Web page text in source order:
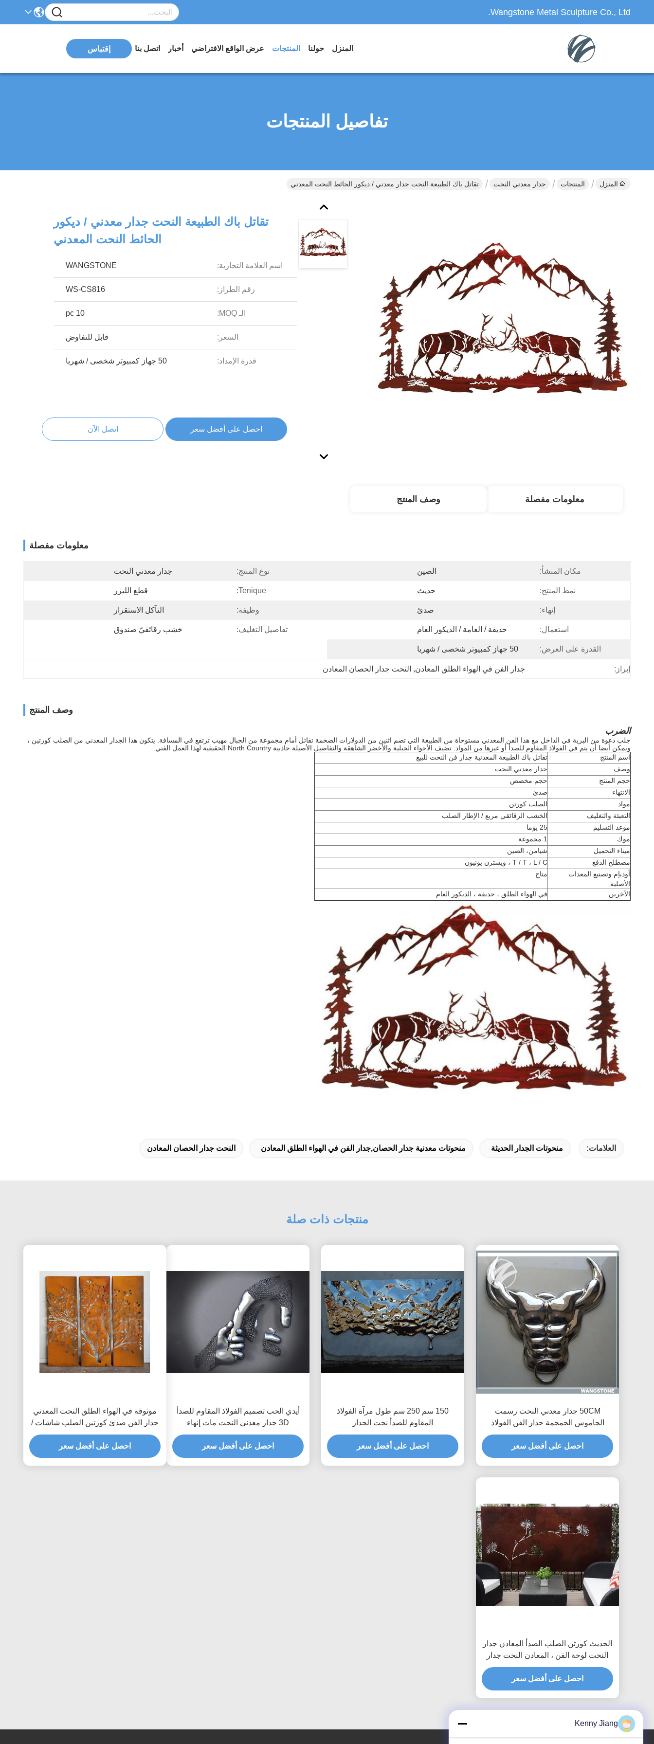
Wangstone Metal Sculpture Co., Ltd.
المنزل حولنا المنتجات عرض الواقع الافتراضي أخبار اتصل بنا إقتباس
تفاصيل المنتجات
المنزل المنتجات جدار معدني النحت تقاتل باك الطبيعة النحت جدار معدني / ديكور الحائط النحت المعدني
تقاتل باك الطبيعة النحت جدار معدني / ديكور
الحائط النحت المعدني
اسم العلامة التجارية: WANGSTONE
رقم الطراز: WS-CS816
الـ MOQ: 10 pc
السعر: قابل للتفاوض
قدرة الإمداد: 50 جهاز كمبيوتر شخصى / شهريا
احصل على أفضل سعر اتصل الآن
معلومات مفصلة وصف المنتج
معلومات مفصلة
مكان المنشأ: الصين نوع المنتج: جدار معدني النحت
نمط المنتج: حديث Tenique: قطع الليزر
إنهاء: صدئ وظيفة: التآكل الاستقرار
استعمال: حديقة / العامة / الديكور العام تفاصيل التغليف: خشب رقائقيّ صندوق
القدرة على العرض: 50 جهاز كمبيوتر شخصى / شهريا
إبراز: جدار الفن في الهواء الطلق المعادن, النحت جدار الحصان المعادن
وصف المنتج
الضرب
جلب دعوة من البرية في الداخل مع هذا الفن المعدني مستوحاة من الطبيعة التي تضم اثنين من الدولارات الضخمة تقاتل أمام مجموعة من الجبال مهيب ترتفع في المسافة.
يتكون هذا الجدار المعدني من الصلب كورتين ،
ويمكن أيضا أن يتم في الفولاذ المقاوم للصدأ أو غيرها من المواد.
تضيف الأجواء الجبلية والأخضر الشاهقة والتفاصيل الأصيلة جاذبية North Country الحقيقية لهذا العمل الفني.
اسم المنتج
تقاتل باك الطبيعة المعدنية جدار فن النحت للبيع
وصف
جدار معدني النحت
حجم المنتج
حجم مخصص
الانتهاء
صدئ
مواد
الصلب كورتن
التعبئة والتغليف
الخشب الرقائقي مربع / الإطار الصلب
موعد التسليم
25 يوما
موك
1 مجموعة
ميناء التحميل
شيامن، الصين
مصطلح الدفع
T / T ، L / C ، ويسترن يونيون
أوديإم وتصنيع المعدات
الأصلية
متاح
الآخرين في الهواء الطلق ، حديقة ، الديكور العام
العلامات: منحوتات الجدار الحديثة منحوتات معدنية جدار الحصان,جدار الفن في الهواء الطلق المعادن النحت جدار الحصان المعادن
منتجات ذات صلة
50CM جدار معدني النحت رسمت
الجاموس الجمجمة جدار الفن الفولاذ
المقاوم للصدأ المواد
احصل على أفضل سعر
150 سم 250 سم طول مرآة الفولاذ
المقاوم للصدأ نحت الجدار
احصل على أفضل سعر
أيدي الحب تصميم الفولاذ المقاوم للصدأ
3D جدار معدني النحت مات إنهاء
احصل على أفضل سعر
موثوقة في الهواء الطلق النحت المعدني
جدار الفن صدئ كورتين الصلب شاشات /
لوحات
احصل على أفضل سعر
الحديث كورتن الصلب الصدأ المعادن جدار
النحت لوحة الفن ، المعادن النحت جدار
الفن
احصل على أفضل سعر
Kenny Jiang